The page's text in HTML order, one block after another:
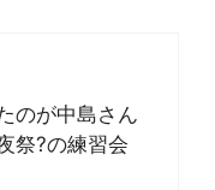
のが中島さん
祭?の練習会